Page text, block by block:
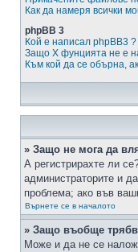
Как да намеря всички
phpBB 3
Кой е написал phpBB3 ?
Защо X фунцията не е
Към кой да се обърна,
» Защо не мога да
А регистрирахте ли
администраторите и
проблема; ако във
Върнете се в началото
» Защо въобще
Може и да не се